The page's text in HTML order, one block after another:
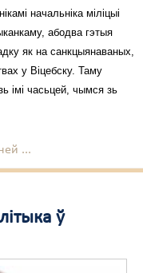
начальніка міліцыі
абодва гэтыя
як на санкцыянаваных,
у Віцебску. Таму
імі часьцей, чымся зь
...
ў